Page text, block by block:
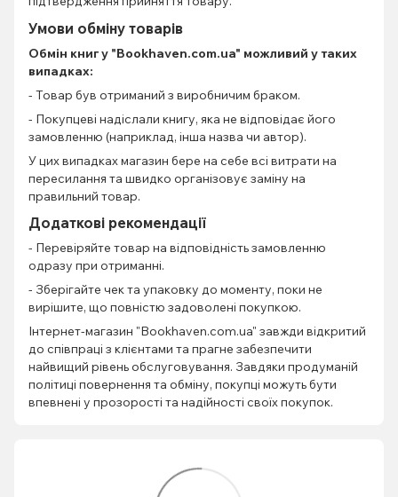
Умови обміну товарів
Обмін книгу "Bookhaven.com.ua" можливий у таких
випадках:
- Товар був отриманий з виробничим браком.
- Покупцеві надіслали книгу, яка не відповідає його
замовленню (наприклад, інша назва чи автор).
У цих випадках магазин бере на себе всі витрати на
пересилання та швидко організовує заміну на
правильний товар.
Додаткові рекомендації
- Перевіряйте товар на відповідність замовленню
одразу при отриманні.
- Зберігайте чек та упаковку до моменту, поки не
вирішите, що повністю задоволені покупкою.
Інтернет-магазин "Bookhaven.com.ua" завжди відкритий
до співпраці з клієнтами та прагне забезпечити
найвищий рівень обслуговування. Завдяки продуманій
політиці повернення та обміну, покупці можуть бути
впевнені у прозорості та надійності своїх покупок.